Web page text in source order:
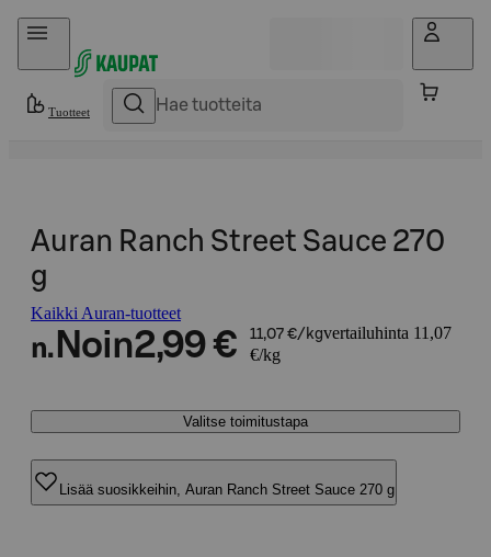
Hyppää sisältöön
Tuotteet
Auran Ranch Street Sauce 270
g
Kaikki Auran-tuotteet
n. Noin2,99 € 11,07 €/kgvertailuhinta 11,07
€/kg
Valitse toimitustapa
Lisää suosikkeihin, Auran Ranch Street Sauce 270 g